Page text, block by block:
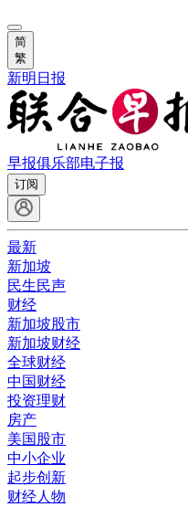
简
繁
新明日报
早报俱乐部电子报
订阅
最新
新加坡
民生民声
财经
新加坡股市
新加坡财经
全球财经
中国财经
投资理财
房产
美国股市
中小企业
起步创新
财经人物